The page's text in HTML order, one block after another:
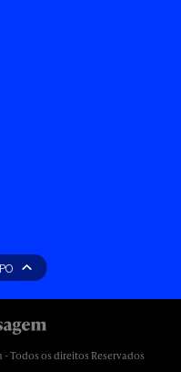
- Todos os direitos Reservados